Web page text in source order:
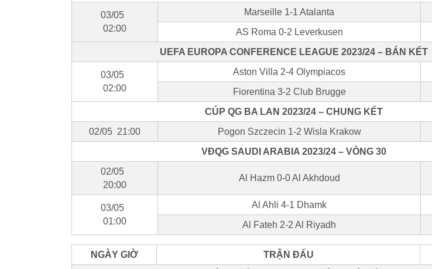
03/05
02:00
Marseille 1-1 Atalanta
AS Roma 0-2 Leverkusen
UEFA EUROPA CONFERENCE LEAGUE 2023/24 – BÁN KẾT
03/05
02:00
Aston Villa 2-4 Olympiacos
Fiorentina 3-2 Club Brugge
CÚP QG BA LAN 2023/24 – CHUNG KẾT
02/05 21:00
Pogon Szczecin 1-2 Wisla Krakow
VĐQG SAUDI ARABIA 2023/24 – VÒNG 30
02/05
20:00
Al Hazm 0-0 Al Akhdoud
03/05
01:00
Al Ahli 4-1 Dhamk
Al Fateh 2-2 Al Riyadh
NGÀY GIỜ TRẬN ĐẤU